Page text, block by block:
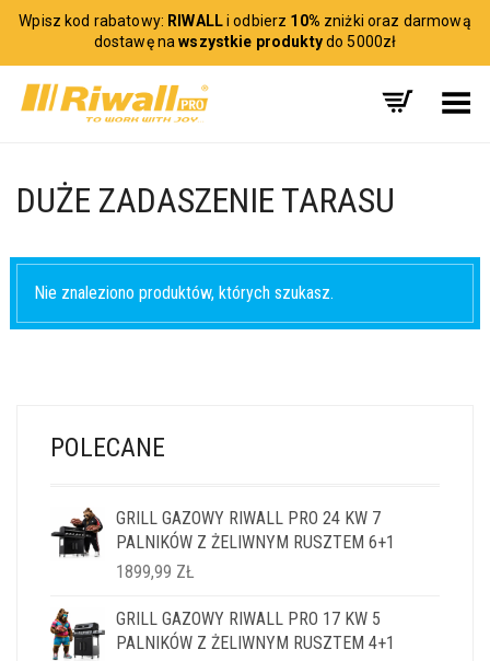
Wpisz kod rabatowy: RIWALLi odbierz 10% zniżki oraz darmową
dostawę nawszystkie produktydo 5000zł
Toggle Menu
DUŻE ZADASZENIE TARASU
Nie znaleziono produktów, których szukasz.
POLECANE
GRILL GAZOWY RIWALL PRO 24 KW 7
PALNIKÓW Z ŻELIWNYM RUSZTEM 6+1
1899,99 ZŁ
GRILL GAZOWY RIWALL PRO 17 KW 5
PALNIKÓW Z ŻELIWNYM RUSZTEM 4+1